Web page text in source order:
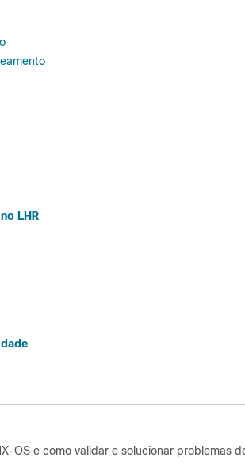
LHR
OS e como validar e solucionar problemas